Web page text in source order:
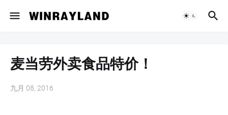
麦当劳外卖食品特价！
九月 08, 2016